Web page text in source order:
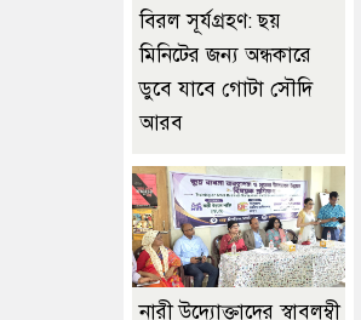
বিরল সূর্যগ্রহণ: ছয়
মিনিটের জন্য অন্ধকারে
ডুবে যাবে গোটা সৌদি
আরব
নারী উদ্যোক্তাদের স্বাবলম্বী